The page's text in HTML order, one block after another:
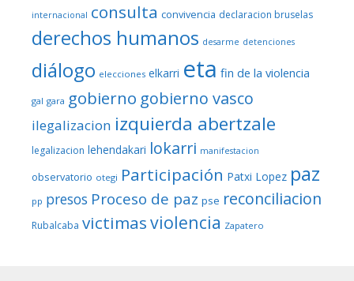
internacional consulta convivencia declaracion bruselas
derechos humanos desarme detenciones
diálogo elecciones elkarri eta fin de la violencia
gal gara gobierno gobierno vasco
ilegalizacion izquierda abertzale
legalizacion lehendakari lokarri manifestacion
observatorio otegi Participación Patxi Lopez paz
pp presos Proceso de paz pse reconciliacion
Rubalcaba victimasviolencia Zapatero